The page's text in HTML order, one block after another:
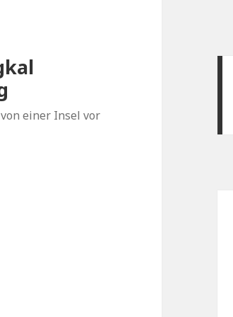
einer Insel vor